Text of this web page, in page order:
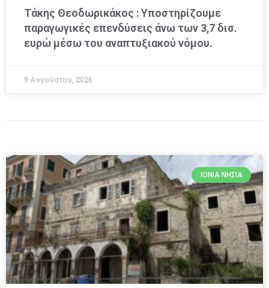
Τάκης Θεοδωρικάκος : Υποστηρίζουμε
παραγωγικές επενδύσεις άνω των 3,7 δισ.
ευρώ μέσω του αναπτυξιακού νόμου.
9 Αυγούστου, 2026
ΙΌΝΙΑ ΝΗΣΙΆ